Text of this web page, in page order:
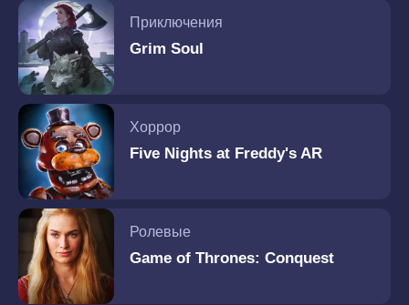
Приключения
Grim Soul
Хоррор
Five Nights at Freddy's AR
Ролевые
Game of Thrones: Conquest